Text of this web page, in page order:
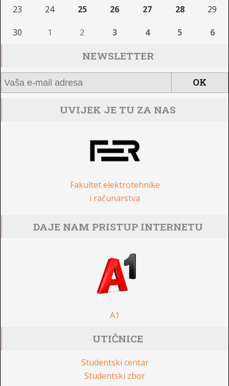
23 24 25 26 27 28 29
30 1 2 3 4 5 6
NEWSLETTER
UVIJEK JE TU ZA NAS
Fakultet elektrotehnike
i računarstva
DAJE NAM PRISTUP INTERNETU
A1
UTIČNICE
Studentski centar
Studentski zbor